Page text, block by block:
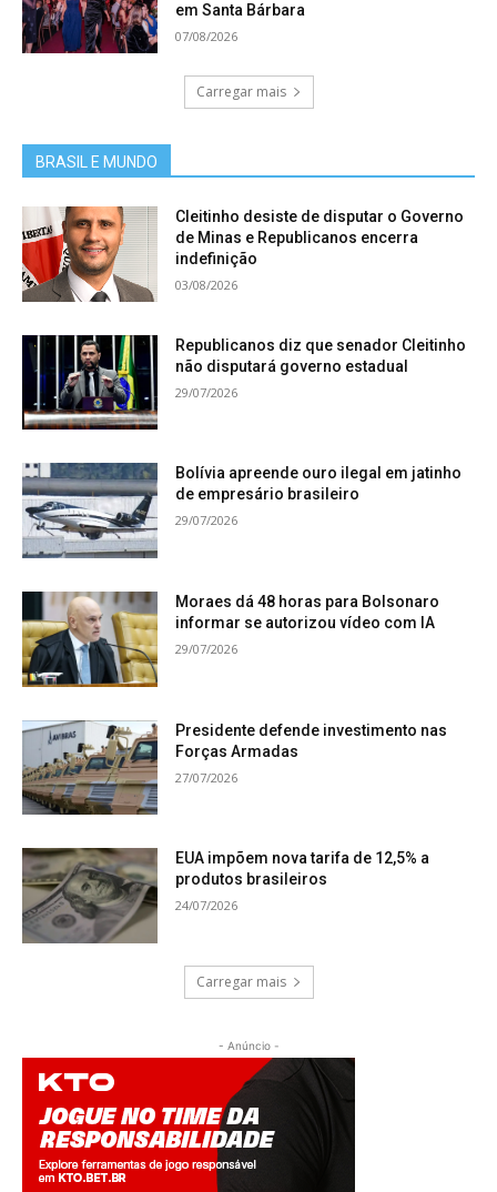
em Santa Bárbara
07/08/2026
Carregar mais
BRASIL E MUNDO
Cleitinho desiste de disputar o Governo
de Minas e Republicanos encerra
indefinição
03/08/2026
Republicanos diz que senador Cleitinho
não disputará governo estadual
29/07/2026
Bolívia apreende ouro ilegal em jatinho
de empresário brasileiro
29/07/2026
Moraes dá 48 horas para Bolsonaro
informar se autorizou vídeo com IA
29/07/2026
Presidente defende investimento nas
Forças Armadas
27/07/2026
EUA impõem nova tarifa de 12,5% a
produtos brasileiros
24/07/2026
Carregar mais
- Anúncio -